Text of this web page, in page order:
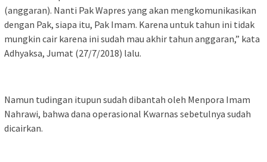
(anggaran). Nanti Pak Wapres yang akan mengkomunikasikan
dengan Pak, siapa itu, Pak Imam. Karena untuk tahun ini tidak
mungkin cair karena ini sudah mau akhir tahun anggaran,” kata
Adhyaksa, Jumat (27/7/2018) lalu.
Namun tudingan itupun sudah dibantah oleh Menpora Imam
Nahrawi, bahwa dana operasional Kwarnas sebetulnya sudah
dicairkan.